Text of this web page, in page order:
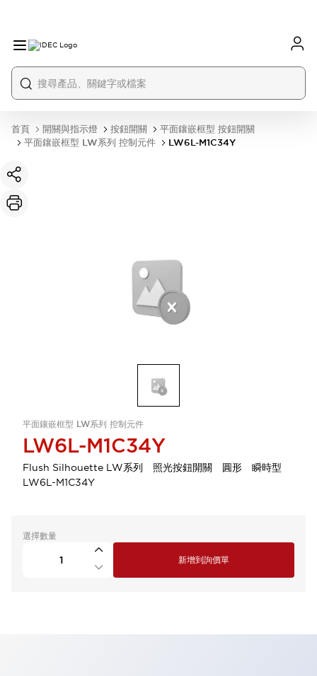
首頁 開關與指示燈 按鈕開關
平面鑲嵌框型 按鈕開關
平面鑲嵌框型 LW系列 控制元件
LW6L-M1C34Y
平面鑲嵌框型 LW系列 控制元件
LW6L-M1C34Y
Flush Silhouette LW系列 照光按鈕開關 圓形 瞬時型
LW6L-M1C34Y
選擇數量
新增到詢價單